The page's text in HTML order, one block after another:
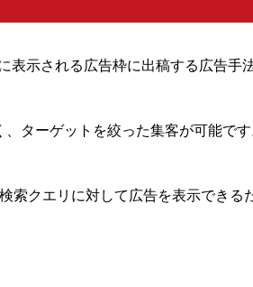
示される広告枠に出稿する広告手法
ターゲットを絞った集客が可能です
索クエリに対して広告を表示できる